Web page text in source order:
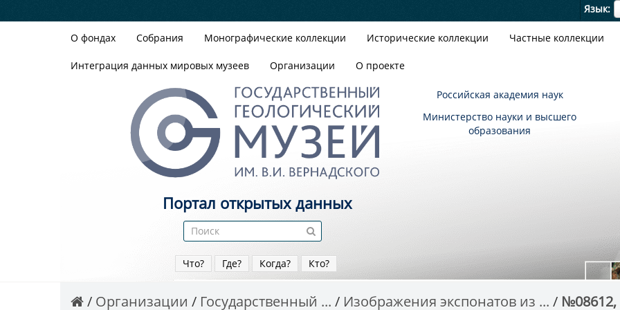
Язык
О фондах Собрания Монографические коллекции Исторические коллекции Частные коллекции
Интеграция данных мировых музеев Организации О проекте
Российская академия наук
Министерство науки и высшего
образования
Портал открытых данных
Что? Где? Когда? Кто?
Организации Государственный ... Изображения экспонатов из ... №08612,